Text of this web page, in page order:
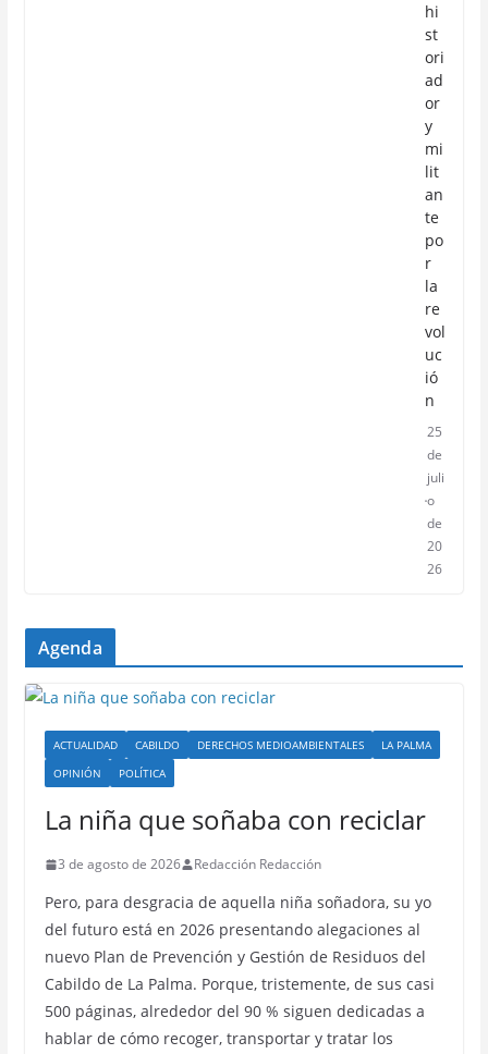
hi
st
ori
ad
or
y
mi
lit
an
te
po
r
la
re
vol
uc
ió
n
25
de
juli
o
de
20
26
Agenda
ACTUALIDAD CABILDO DERECHOS MEDIOAMBIENTALES
LA PALMA
OPINIÓN
POLÍTICA
La niña que soñaba con reciclar
3 de agosto de 2026 Redacción Redacción
Pero, para desgracia de aquella niña soñadora, su yo
del futuro está en 2026 presentando alegaciones al
nuevo Plan de Prevención y Gestión de Residuos del
Cabildo de La Palma. Porque, tristemente, de sus casi
500 páginas, alrededor del 90 % siguen dedicadas a
hablar de cómo recoger, transportar y tratar los